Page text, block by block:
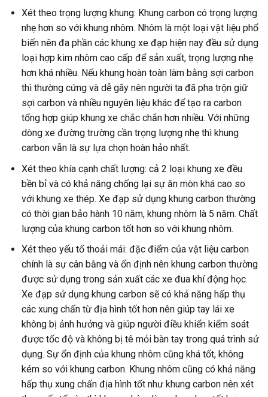
Xét theo trọng lượng khung: Khung carbon có trọng lượng
nhẹ hơn so với khung nhôm. Nhôm là một loại vật liệu phổ
biến nên đa phần các khung xe đạp hiện nay đều sử dụng
loại hợp kim nhôm cao cấp để sản xuất, trọng lượng nhẹ
hơn khá nhiều. Nếu khung hoàn toàn làm bằng sợi carbon
thì thường cứng và dễ gãy nên người ta đã pha trộn giữ
sợi carbon và nhiều nguyên liệu khác để tạo ra carbon
tổng hợp giúp khung xe chắc chắn hơn nhiều. Với những
dòng xe đường trường cần trọng lượng nhẹ thì khung
carbon vẫn là sự lựa chọn hoàn hảo nhất.
Xét theo khía cạnh chất lượng: cả 2 loại khung xe đều
bền bỉ và có khả năng chống lại sự ăn mòn khá cao so
với khung xe thép. Xe đạp sử dụng khung carbon thường
có thời gian bảo hành 10 năm, khung nhôm là 5 năm. Chất
lượng của khung carbon tốt hơn so với khung nhôm.
Xét theo yếu tố thoải mái: đặc điểm của vật liệu carbon
chính là sự cân bằng và ổn định nên khung carbon thường
được sử dụng trong sản xuất các xe đua khí động học.
Xe đạp sử dụng khung carbon sẽ có khả năng hấp thụ
các xung chấn từ địa hình tốt hơn nên giúp tay lái xe
không bị ảnh hưởng và giúp người điều khiển kiểm soát
được tốc độ và không bị tê mỏi bàn tay trong quá trình sử
dụng. Sự ổn định của khung nhôm cũng khá tốt, không
kém so với khung carbon. Khung nhôm cũng có khả năng
hấp thụ xung chấn địa hình tốt như khung carbon nên xét